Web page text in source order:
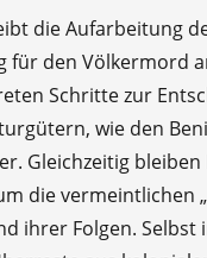
die Aufarbeitung
für den Völkermord
Schritte zur
wie den
Gleichzeitig
die vermeintlichen
ihrer Folgen.